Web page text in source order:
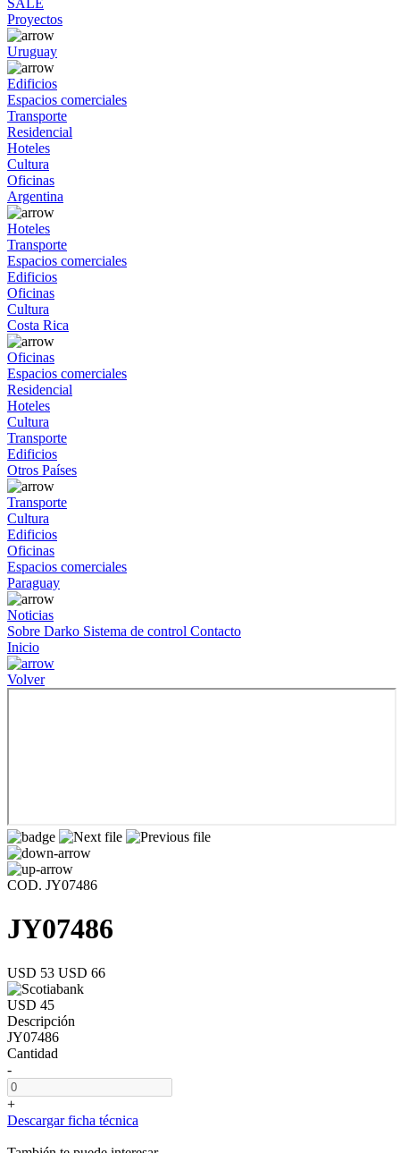
SALE
Proyectos
Uruguay
Edificios
Espacios comerciales
Transporte
Residencial
Hoteles
Cultura
Oficinas
Argentina
Hoteles
Transporte
Espacios comerciales
Edificios
Oficinas
Cultura
Costa Rica
Oficinas
Espacios comerciales
Residencial
Hoteles
Cultura
Transporte
Edificios
Otros Países
Transporte
Cultura
Edificios
Oficinas
Espacios comerciales
Paraguay
Noticias
Sobre Darko Sistema de control Contacto
Inicio
Volver
COD. JY07486
JY07486
USD 53 USD 66
USD 45
Descripción
JY07486
Cantidad
-
+
Descargar ficha técnica